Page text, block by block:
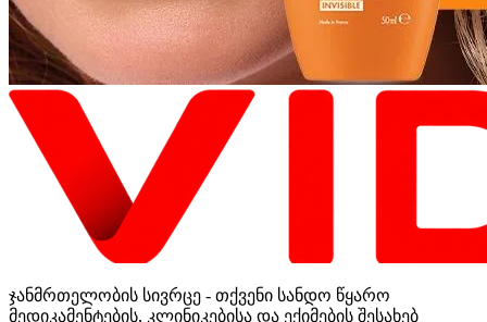
ჯანმრთელობის სივრცე - თქვენი სანდო წყარო
მედიკამენტების, კლინიკებისა და ექიმების შესახებ